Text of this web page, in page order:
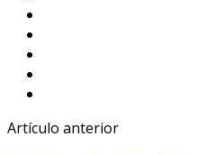
Artículo anterior